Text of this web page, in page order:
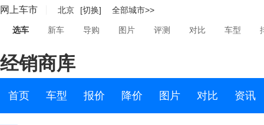
网上车市 北京 [切换] 全部城市>>
选车 新车 导购 图片 评测 对比 车型
经销商库
首页 车型 报价 降价 图片 对比 资讯
传祺M6
传祺GS4 COUPE
影动ENPULSE